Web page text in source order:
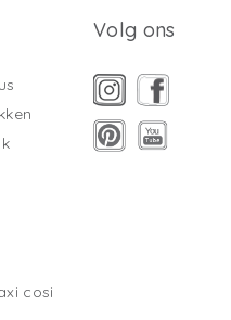
cosi
Volg ons